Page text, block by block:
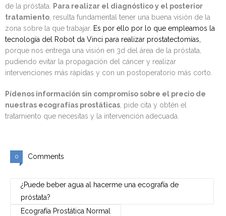
de la próstata. Para realizar el diagnóstico y el posterior
tratamiento, resulta fundamental tener una buena visión de la
zona sobre la que trabajar. Es por ello por lo que empleamos la
tecnología del Robot da Vinci para realizar prostatectomías,
porque nos entrega una visión en 3d del área de la próstata,
pudiendo evitar la propagación del cáncer y realizar
intervenciones más rápidas y con un postoperatorio más corto.
Pídenos información sin compromiso sobre el precio de
nuestras ecografías prostáticas, pide cita y obtén el
tratamiento que necesitas y la intervención adecuada.
0 Comments
¿Puede beber agua al hacerme una ecografía de
próstata?
Ecografía Prostática Normal